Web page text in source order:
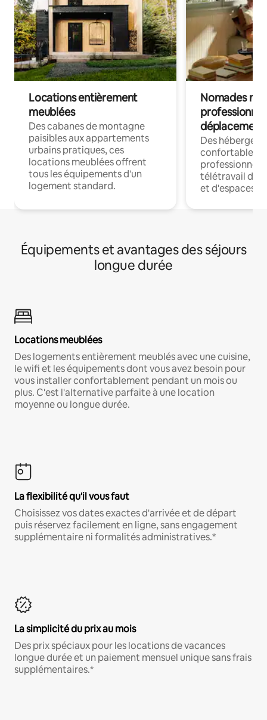
Locations entièrement
meublées
Des cabanes de montagne
paisibles aux appartements
urbains pratiques, ces
locations meublées offrent
tous les équipements d'un
logement standard.
Nomades
déplacement
Des
confortables
professionnels
télétravail
et d'espaces
Équipements et avantages des séjours
longue durée
Locations meublées
Des logements entièrement meublés avec une cuisine,
le wifi et les équipements dont vous avez besoin pour
vous installer confortablement pendant un mois ou
plus. C'est l'alternative parfaite à une location
moyenne ou longue durée.
La flexibilité qu'il vous faut
Choisissez vos dates exactes d'arrivée et de départ
puis réservez facilement en ligne, sans engagement
supplémentaire ni formalités administratives.*
La simplicité du prix au mois
Des prix spéciaux pour les locations de vacances
longue durée et un paiement mensuel unique sans frais
supplémentaires.*